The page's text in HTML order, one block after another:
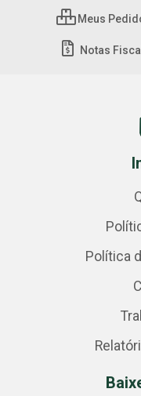
Meus
Notas
Política